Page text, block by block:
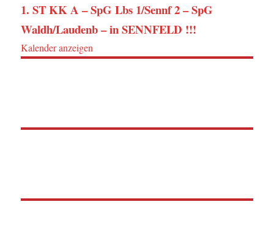
1. ST KK A – SpG Lbs 1/Sennf 2 – SpG
Waldh/Laudenb – in SENNFELD !!!
Kalender anzeigen